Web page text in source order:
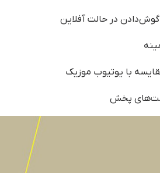
در حالت آفلاین
با یوتیوب موزیک
پخش